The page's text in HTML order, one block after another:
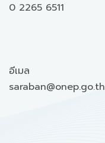
0 2265 6511
อีเมล
saraban@onep.go.th